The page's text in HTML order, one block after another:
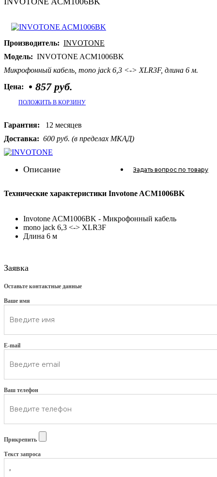
Производитель: INVOTONE
Модель: INVOTONE ACM1006BK
Микрофонный кабель, mono jack 6,3 <-> XLR3F, длина 6 м.
Цена:
• 857 руб.
ПОЛОЖИТЬ В КОРЗИНУ
Гарантия: 12 месяцев
Доставка: 600 руб. (в пределах МКАД)
Описание Задать вопрос по товару
Технические характеристики Invotone ACM1006BK
Invotone ACM1006BK - Микрофонный кабель
mono jack 6,3 <-> XLR3F
Длина 6 м
Заявка
Оставьте контактные данные
Ваше имя
E-mail
Ваш телефон
Прикрепить
Текст запроса